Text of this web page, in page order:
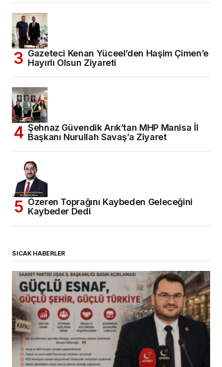
Gazeteci Kenan Yüceel’den Haşim Çimen’e
Hayırlı Olsun Ziyareti
Şehnaz Güvendik Arık’tan MHP Manisa İl
Başkanı Nurullah Savaş’a Ziyaret
Özeren Toprağını Kaybeden Geleceğini
Kaybeder Dedi
SICAK HABERLER